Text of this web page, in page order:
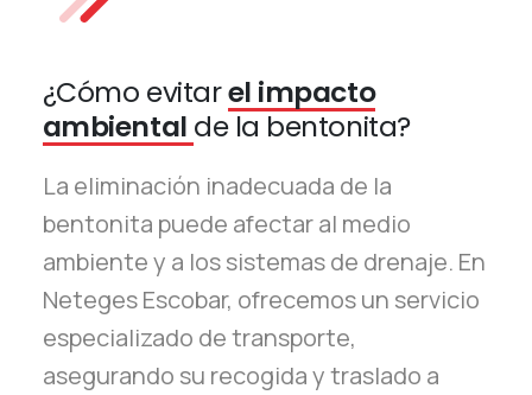
¿Cómo evitarel impacto
ambiental de la bentonita?
La eliminación inadecuada de la
bentonita puede afectar al medio
ambiente y a los sistemas de drenaje. En
Neteges Escobar, ofrecemos un servicio
especializado de transporte,
asegurando su recogida y traslado a